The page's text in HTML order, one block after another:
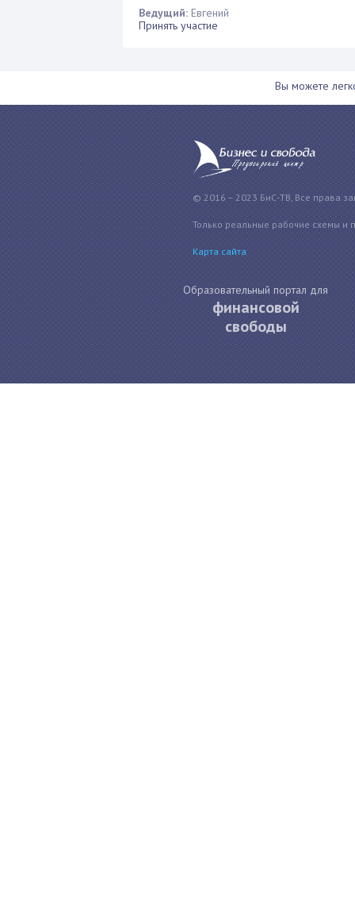
Ведущий: Евгений
Принять участие
Вы можете
© 2016 – 2023 БиС-ТВ, Все права
Только реальные рабочие схемы и
Карта сайта
Образовательный портал для
финансовой
свободы